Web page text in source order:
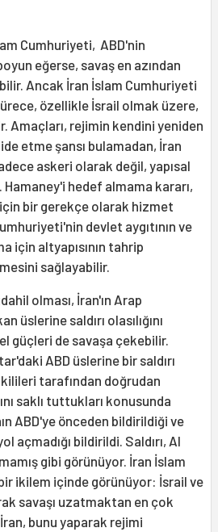
Cumhuriyeti, ABD'nin
eğerse, savaş en azından
Ancak İran İslam Cumhuriyeti
özellikle İsrail olmak üzere,
Amaçları, rejimin kendini yeniden
etme şansı bulamadan, İran
askeri olarak değil, yapısal
hedef almama kararı,
bir gerekçe olarak hizmet
devlet aygıtının ve
için altyapısının tahrip
sağlayabilir.
olması, İran'ın Arap
üslerine saldırı olasılığını
güçleri de savaşa çekebilir.
ABD üslerine bir saldırı
tarafından doğrudan
saklı tuttukları konusunda
ABD'ye önceden bildirildiği ve
açmadığı bildirildi. Saldırı, Al
gibi görünüyor. İran İslam
ikilem içinde görünüyor: İsrail ve
savaşı uzatmaktan en çok
bunu yaparak rejimi